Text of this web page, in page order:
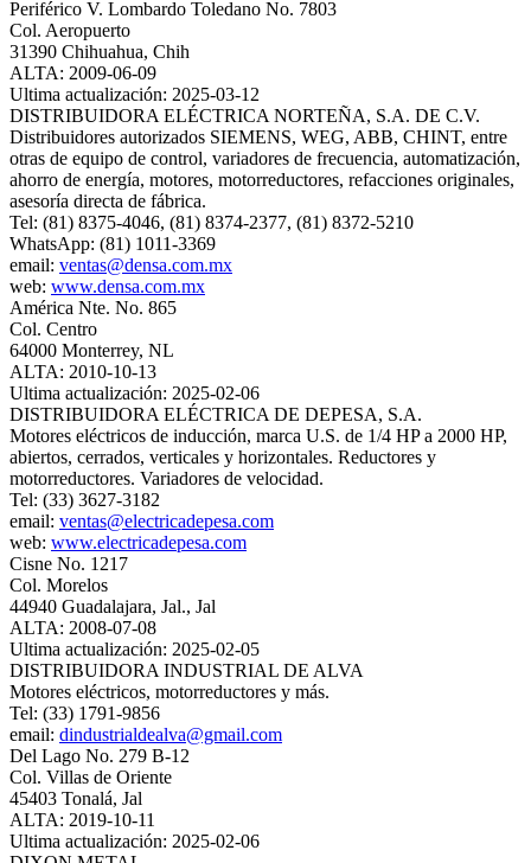
Periférico V. Lombardo Toledano No. 7803
Col. Aeropuerto
31390 Chihuahua, Chih
ALTA: 2009-06-09
Ultima actualización: 2025-03-12
DISTRIBUIDORA ELÉCTRICA NORTEÑA, S.A. DE C.V.
Distribuidores autorizados SIEMENS, WEG, ABB, CHINT, entre
otras de equipo de control, variadores de frecuencia, automatización,
ahorro de energía, motores, motorreductores, refacciones originales,
asesoría directa de fábrica.
Tel: (81) 8375-4046, (81) 8374-2377, (81) 8372-5210
WhatsApp: (81) 1011-3369
email: ventas@densa.com.mx
web: www.densa.com.mx
América Nte. No. 865
Col. Centro
64000 Monterrey, NL
ALTA: 2010-10-13
Ultima actualización: 2025-02-06
DISTRIBUIDORA ELÉCTRICA DE DEPESA, S.A.
Motores eléctricos de inducción, marca U.S. de 1/4 HP a 2000 HP,
abiertos, cerrados, verticales y horizontales. Reductores y
motorreductores. Variadores de velocidad.
Tel: (33) 3627-3182
email: ventas@electricadepesa.com
web: www.electricadepesa.com
Cisne No. 1217
Col. Morelos
44940 Guadalajara, Jal., Jal
ALTA: 2008-07-08
Ultima actualización: 2025-02-05
DISTRIBUIDORA INDUSTRIAL DE ALVA
Motores eléctricos, motorreductores y más.
Tel: (33) 1791-9856
email: dindustrialdealva@gmail.com
Del Lago No. 279 B-12
Col. Villas de Oriente
45403 Tonalá, Jal
ALTA: 2019-10-11
Ultima actualización: 2025-02-06